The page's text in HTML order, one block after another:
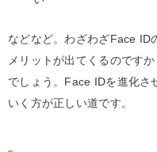
などなど。わざわざFace ID
メリットが出てくるのです
でしょう。Face IDを進化さ
いく方が正しい道です。